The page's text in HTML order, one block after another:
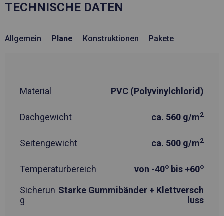
TECHNISCHE DATEN
Allgemein Plane Konstruktionen Pakete
Material PVC (Polyvinylchlorid)
Dachgewicht ca. 560 g/m2
Seitengewicht ca. 500 g/m2
Temperaturbereich von -40o bis +60o
Sicherun
g
Starke Gummibänder + Klettversch
luss